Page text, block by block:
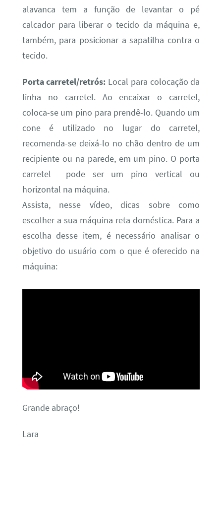
alavanca tem a função de levantar o pé
calcador para liberar o tecido da máquina e,
também, para posicionar a sapatilha contra o
tecido.
Porta carretel/retrós: Local para colocação da
linha no carretel. Ao encaixar o carretel,
coloca-se um pino para prendê-lo. Quando um
cone é utilizado no lugar do carretel,
recomenda-se deixá-lo no chão dentro de um
recipiente ou na parede, em um pino. O porta
carretel pode ser um pino vertical ou
horizontal na máquina.
Assista, nesse vídeo, dicas sobre como
escolher a sua máquina reta doméstica. Para a
escolha desse item, é necessário analisar o
objetivo do usuário com o que é oferecido na
máquina:
Grande abraço!
Lara